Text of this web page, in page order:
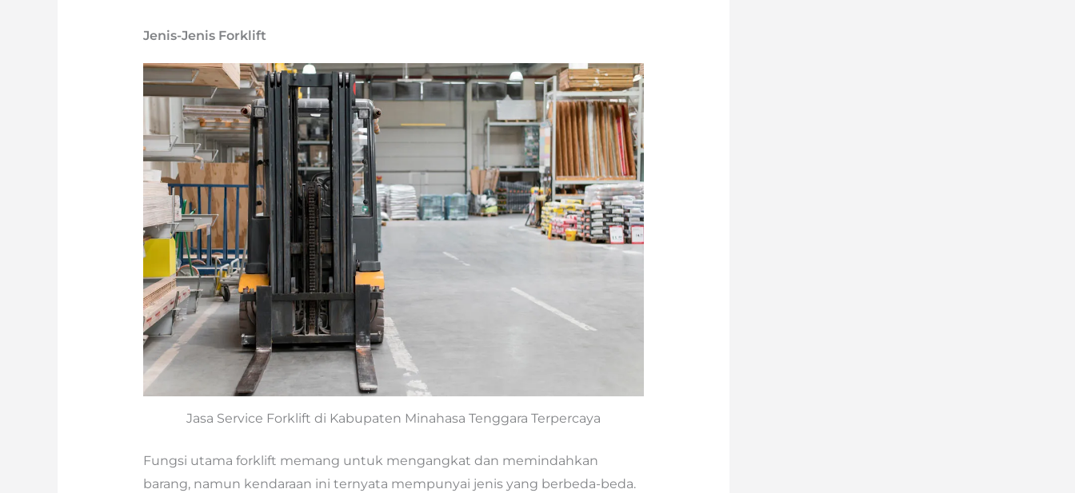
Jenis-Jenis Forklift
Jasa Service Forklift di Kabupaten Minahasa Tenggara Terpercaya
Fungsi utama forklift memang untuk mengangkat dan memindahkan
barang, namun kendaraan ini ternyata mempunyai jenis yang berbeda-beda.